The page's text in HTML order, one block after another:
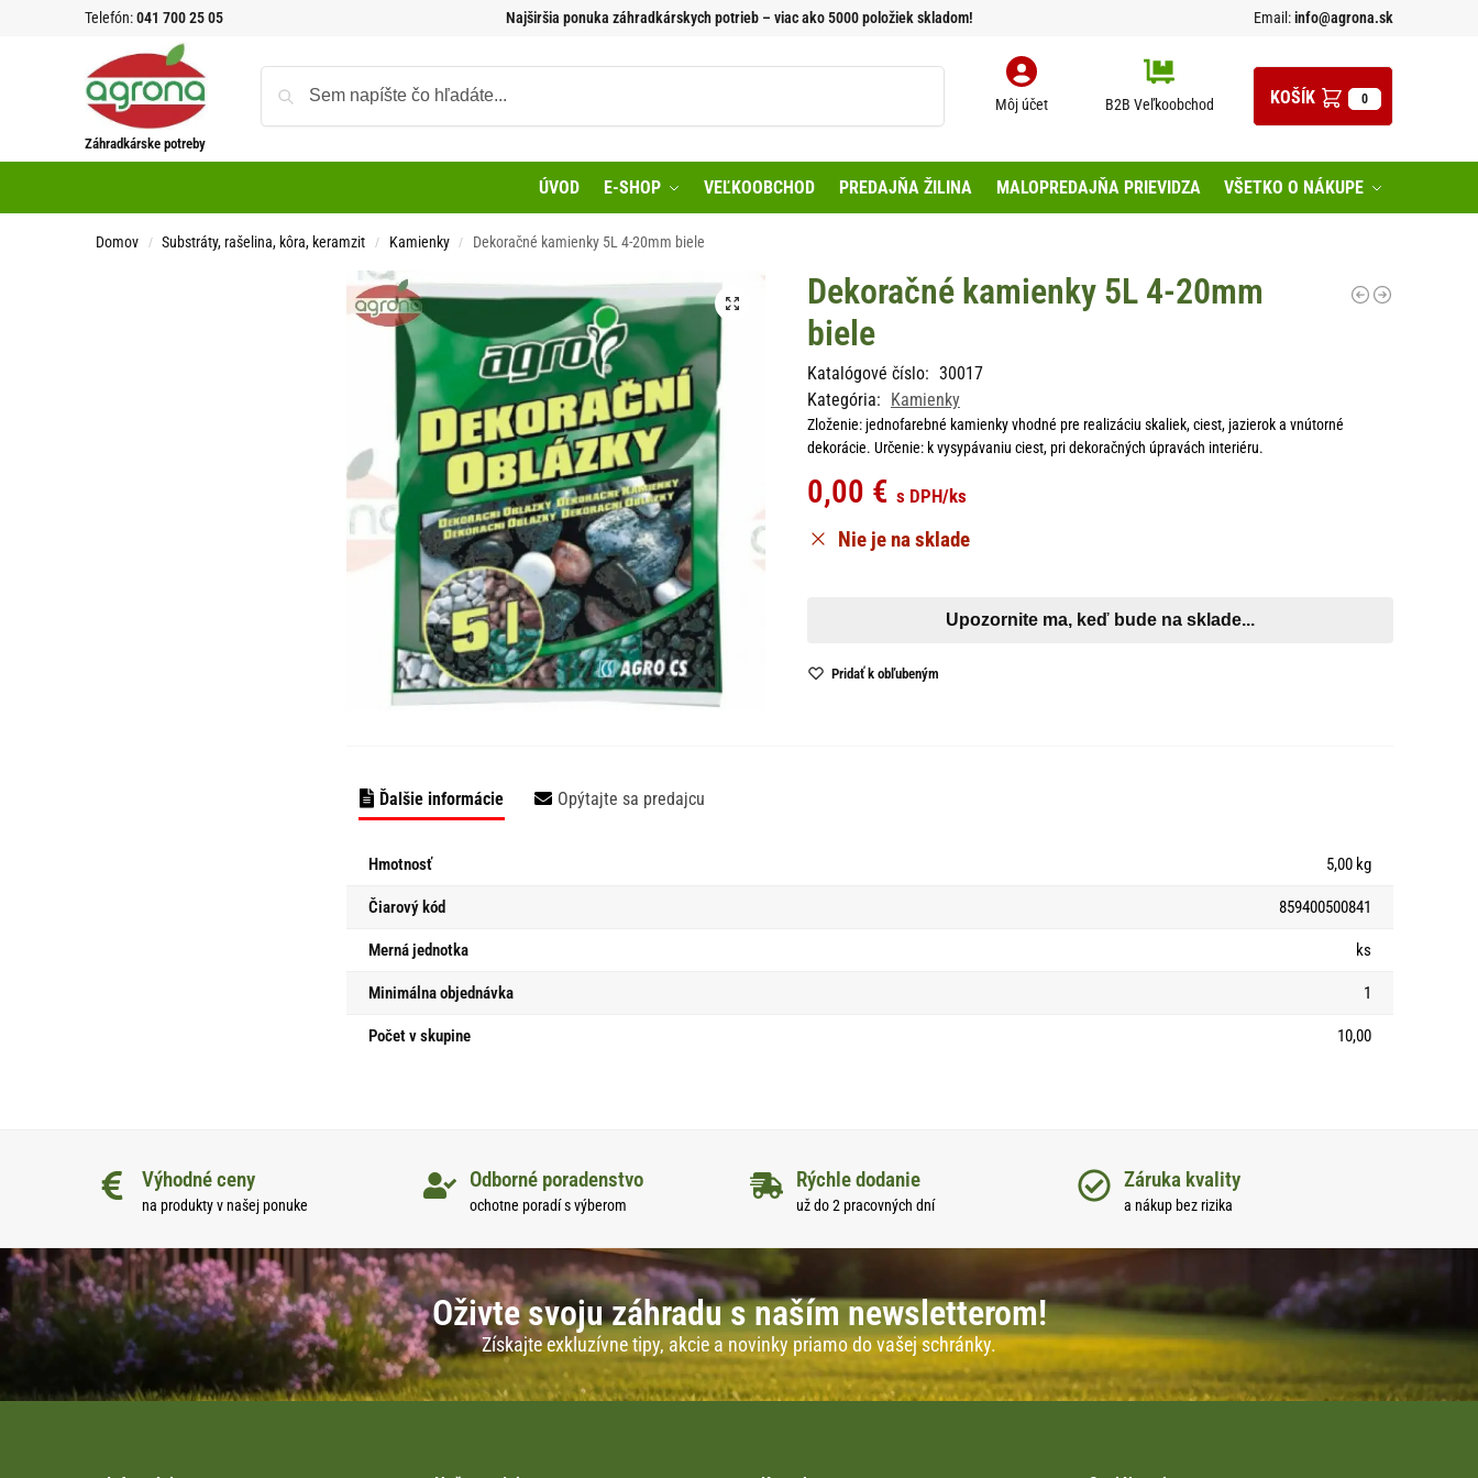
Telefón:041 700 25 05 Najširšia ponuka záhradkárskych potrieb – viac ako 5000 položiek skladom! Email:info@agrona.sk
Záhradkárske potreby
Môj účet B2B Veľkoobchod 0
ÚVOD E-SHOP VEĽKOOBCHOD PREDAJŇA ŽILINA MALOPREDAJŇA PRIEVIDZA VŠETKO O NÁKUPE
Domov / Substráty, rašelina, kôra, keramzit / Kamienky / Dekoračné kamienky 5L 4-20mm biele
Dekoračné kamienky 5L 4-20mm
biele
Katalógové číslo: 30017
Kategória: Kamienky
Zloženie: jednofarebné kamienky vhodné pre realizáciu skaliek, ciest, jazierok a vnútorné
dekorácie. Určenie: k vysypávaniu ciest, pri dekoračných úpravách interiéru.
0,00 € s DPH/ks
Nie je na sklade
Pridať k obľubeným
Ďalšie informácie Opýtajte sa predajcu
Hmotnosť 5,00 kg
Čiarový kód 859400500841
Merná jednotka ks
Minimálna objednávka 1
Počet v skupine 10,00
Výhodné ceny
na produkty v našej ponuke
Odborné poradenstvo
ochotne poradí s výberom
Rýchle dodanie
už do 2 pracovných dní
Záruka kvality
a nákup bez rizika
Oživte svoju záhradu s naším newsletterom!
Získajte exkluzívne tipy, akcie a novinky priamo do vašej schránky.